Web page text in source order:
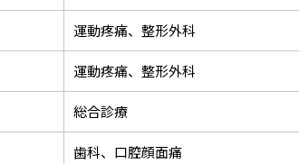
運動疼痛、整形外科
運動疼痛、整形外科
総合診療
歯科、口腔顔面痛